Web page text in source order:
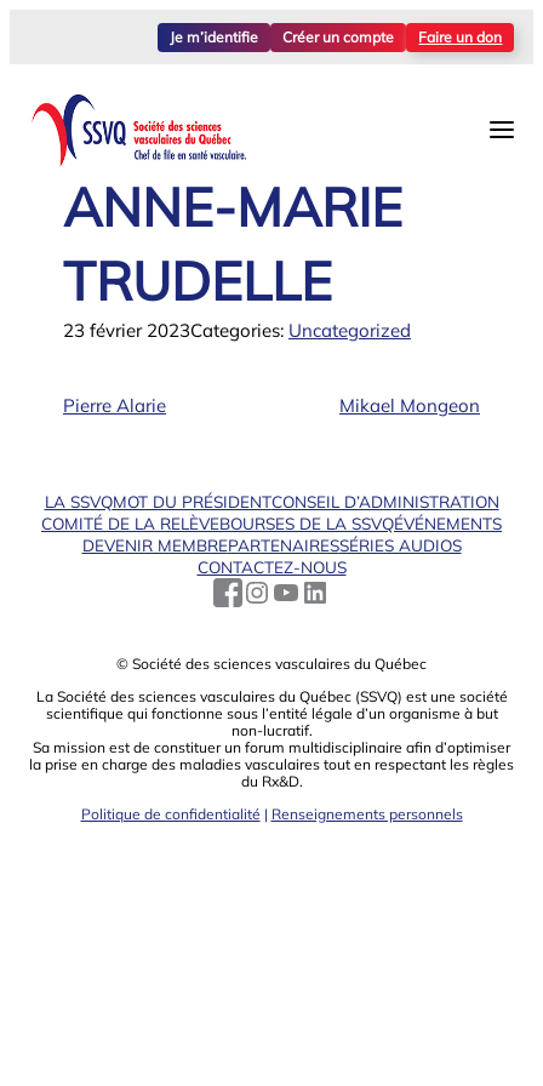
Je m’identifie Créer un compte Faire un don
ANNE-MARIE
TRUDELLE
23 février 2023Categories: Uncategorized
Pierre Alarie Mikael Mongeon
LA SSVQMOT DU PRÉSIDENTCONSEIL D’ADMINISTRATION
COMITÉ DE LA RELÈVEBOURSES DE LA SSVQÉVÉNEMENTS
DEVENIR MEMBREPARTENAIRESSÉRIES AUDIOS
CONTACTEZ-NOUS
© Société des sciences vasculaires du Québec
La Société des sciences vasculaires du Québec (SSVQ) est une société
scientiﬁque qui fonctionne sous l’entité légale d’un organisme à but
non-lucratif.
Sa mission est de constituer un forum multidisciplinaire aﬁn d’optimiser
la prise en charge des maladies vasculaires tout en respectant les règles
du Rx&D.
Politique de confidentialité | Renseignements personnels